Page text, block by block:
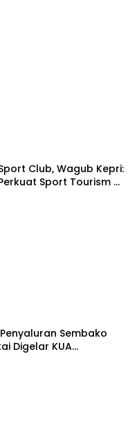
Club, Wagub Kepri:
Sport Tourism di
Sembako
Digelar KUA